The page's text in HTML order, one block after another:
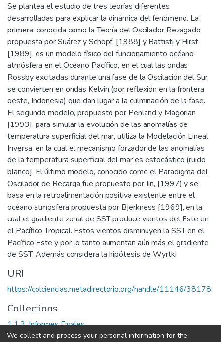
Se plantea el estudio de tres teorías diferentes
desarrolladas para explicar la dinámica del fenómeno. La
primera, conocida como la Teoría del Oscilador Rezagado
propuesta por Suárez y Schopf, [1988] y Battisti y Hirst,
[1989], es un modelo físico del funcionamiento océano-
atmósfera en el Océano Pacífico, en el cual las ondas
Rossby excitadas durante una fase de la Oscilación del Sur
se convierten en ondas Kelvin (por reflexión en la frontera
oeste, Indonesia) que dan lugar a la culminación de la fase.
El segundo modelo, propuesto por Penland y Magorian
[1993], para simular la evolución de las anomalías de
temperatura superficial del mar, utiliza la Modelación Lineal
Inversa, en la cual el mecanismo forzador de las anomalías
de la temperatura superficial del mar es estocástico (ruido
blanco]. El último modelo, conocido como el Paradigma del
Oscilador de Recarga fue propuesto por Jin, [1997) y se
basa en la retroalimentación positiva existente entre el
océano atmósfera propuesta por Bjerkness [1969], en la
cual el gradiente zonal de SST produce vientos del Este en
el Pacífico Tropical. Estos vientos disminuyen la SST en el
Pacífico Este y por lo tanto aumentan aún más el gradiente
de SST. Además considera la hipótesis de Wyrtki
URI
https://colciencias.metadirectorio.org/handle/11146/38178
Collections
1.1.2. Informes Finales
We collect and process your personal information for the